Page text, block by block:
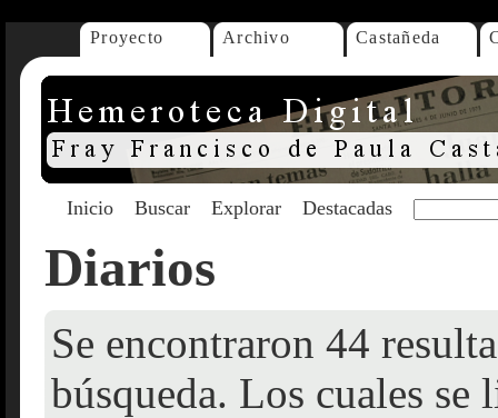
Proyecto Archivo Castañeda
Inicio Buscar Explorar Destacadas
Diarios
Se encontraron 44
búsqueda. Los cuales se